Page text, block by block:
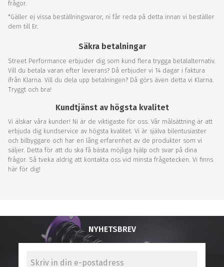
frågor.
*Gäller ej vissa beställningsvaror, ni får reda på detta innan vi beställer
dem till Er.
Säkra betalningar
Street Performance erbjuder dig som kund flera trygga betalalternativ.
Vill du betala varan efter leverans? Då erbjuder vi 14 dagar i faktura
ifrån Klarna. Vill du dela upp betalningen? Då görs även detta vi Klarna.
Tryggt och bra!
Kundtjänst av högsta kvalitet
Vi älskar våra kunder! Ni är de viktigaste för oss. Vår målsättning är att
erbjuda dig kundservice av högsta kvalitet. Vi är själva bilentusiaster
och bilbyggare och har en lång erfarenhet av de produkter som vi
säljer. Detta för att du ska få bästa möjliga hjälp och svar på dina
frågor. Så tveka aldrig att kontakta oss vid minsta frågetecken. Vi finns
här för dig!
NYHETSBREV